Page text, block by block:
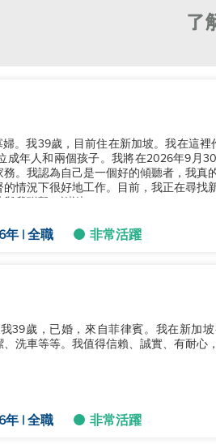
。我39歲，目前住在新加坡。我在這裡
成年人和兩個孩子。我將在2026年9月
。我認為自己是一個好的傾聽者，我真
情況下很好地工作。目前，我正在尋找
| 全職 非常活躍
39歲，已婚，來自菲律賓。我在新加
洗車等等。我值得信賴、誠實、有耐心
| 全職 非常活躍